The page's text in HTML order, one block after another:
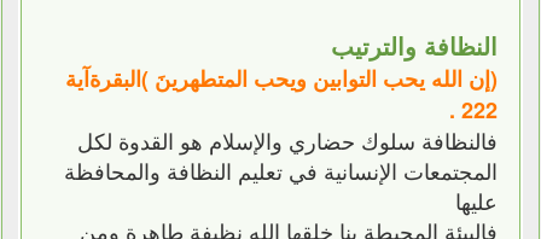
النظافة والترتيب
(إن الله يحب التوابين ويحب المتطهرينَ )البقرةآية
222 .
فالنظافة سلوك حضاري والإسلام هو القدوة لكل
المجتمعات الإنسانية في تعليم النظافة والمحافظة
عليها
فالبيئة المحيطة بنا خلقها الله نظيفة طاهرة ومن